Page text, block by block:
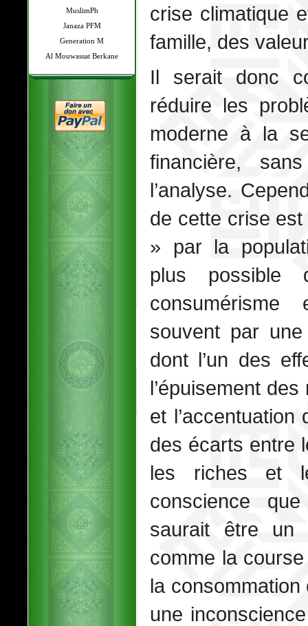
MuslimPh
Janaza PFM
Generation M
Al Mouwassat Berkane
crise climatique
famille, des
Il serait donc
réduire les
moderne à la
financière,
l’analyse.
de cette crise
» par la
plus possible
souvent par
dont l’un des
l’épuisement
et
des écarts entre
les riches et
conscience que
saurait être un
comme la
la
une